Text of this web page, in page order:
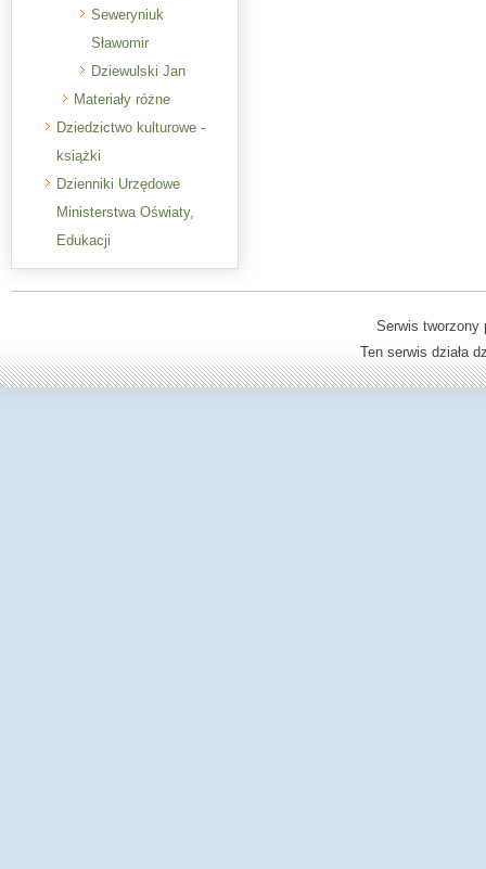
Seweryniuk
Sławomir
Dziewulski Jan
Materiały różne
Dziedzictwo kulturowe -
książki
Dzienniki Urzędowe
Ministerstwa Oświaty,
Edukacji
Serwis
Ten serwis działa